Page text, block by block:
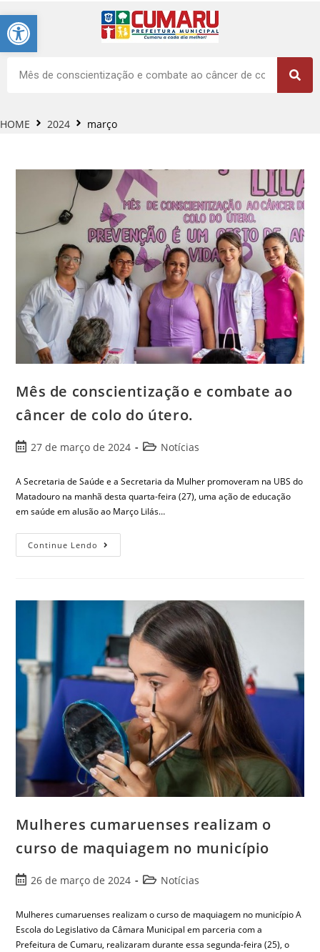
Barra de Ferramentas Aberta
HOME 2024 março
Mês de conscientização e combate ao
câncer de colo do útero.
27 de março de 2024 Notícias
A Secretaria de Saúde e a Secretaria da Mulher promoveram na UBS do
Matadouro na manhã desta quarta-feira (27), uma ação de educação
em saúde em alusão ao Março Lilás…
Continue Lendo
Mulheres cumaruenses realizam o
curso de maquiagem no município
26 de março de 2024 Notícias
Mulheres cumaruenses realizam o curso de maquiagem no município A
Escola do Legislativo da Câmara Municipal em parceria com a
Prefeitura de Cumaru, realizaram durante essa segunda-feira (25), o